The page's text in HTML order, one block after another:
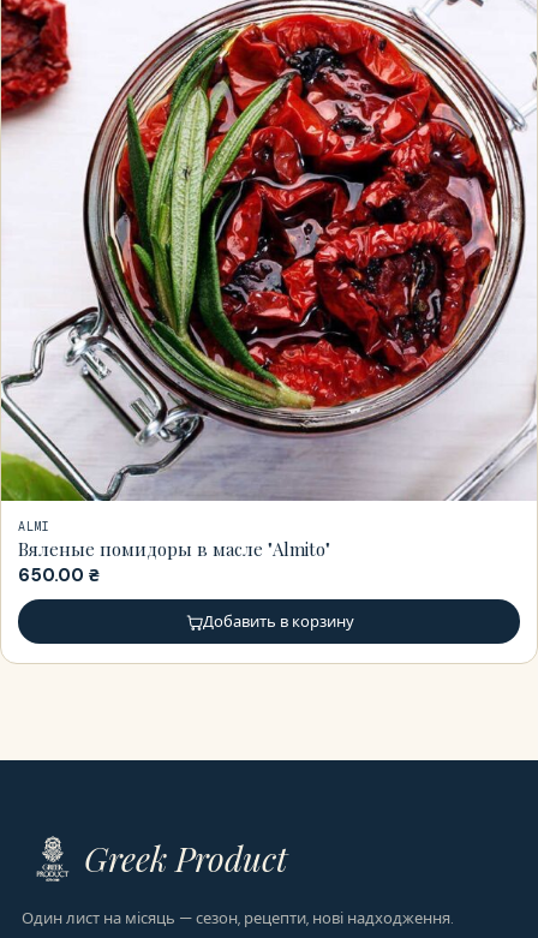
ALMI
Вяленые помидоры в масле "Almito"
650.00 ₴
Добавить в корзину
Greek Product
Один лист на місяць — сезон, рецепти, нові надходження.